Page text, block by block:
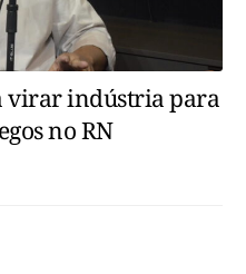
virar indústria para
no RN